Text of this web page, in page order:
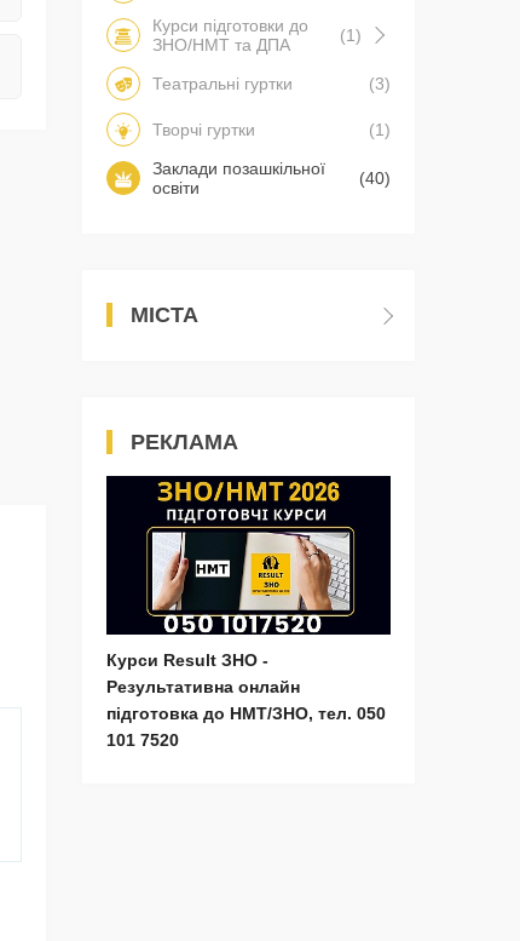
Курси підготовки до
ЗНО/НМТ та ДПА
(1)
Театральні гуртки (3)
Творчі гуртки
(1)
Заклади позашкільної
освіти
(40)
МІСТА
РЕКЛАМА
Курси Result ЗНО -
Результативна онлайн
підготовка до НМТ/ЗНО, тел. 050
101 7520